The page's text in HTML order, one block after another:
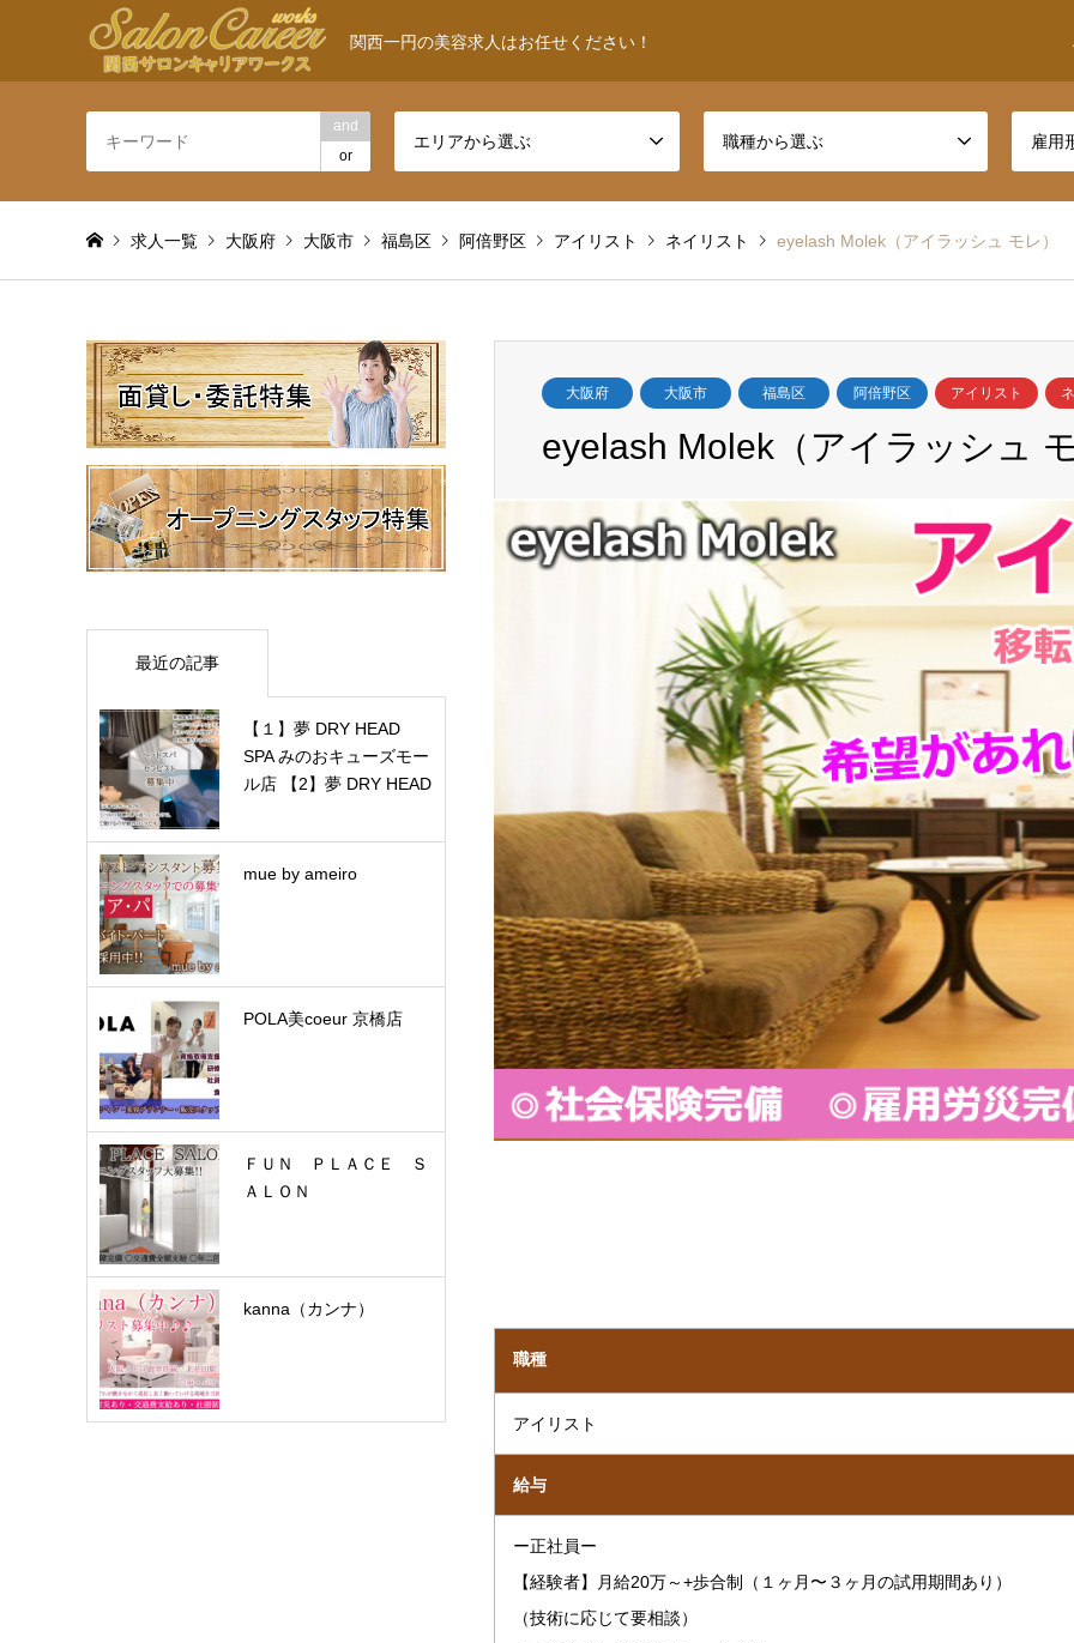
関西一円の美容求人はお任せください！
and
or
エリアから選ぶ 職種から選ぶ 雇用
求人一覧 大阪府 大阪市 福島区 阿倍野区 アイリスト ネイリスト eyelash Molek（アイラッシュ モレ）
大阪府 大阪市 福島区 阿倍野区 アイリスト
eyelash Molek（アイラッシュ
職種
アイリスト
給与
ー正社員ー
【経験者】月給20万～+歩合制（１ヶ月〜３ヶ月の試用期間あり）
（技術に応じて要相談）
最近の記事
【１】夢 DRY HEAD
SPA みのおキューズモー
ル店 【2】夢 DRY HEAD
mue by ameiro
POLA美coeur 京橋店
ＦＵＮ ＰＬＡＣＥ Ｓ
ＡＬＯＮ
kanna（カンナ）